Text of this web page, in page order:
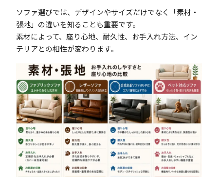
ソファ選びでは、デザインやサイズだけでなく「素材・
張地」の違いを知ることも重要です。
素材によって、座り心地、耐久性、お手入れ方法、イン
テリアとの相性が変わります。